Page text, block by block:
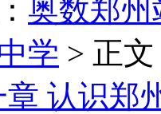
奥数郑州
学 > 正文
章 认识郑